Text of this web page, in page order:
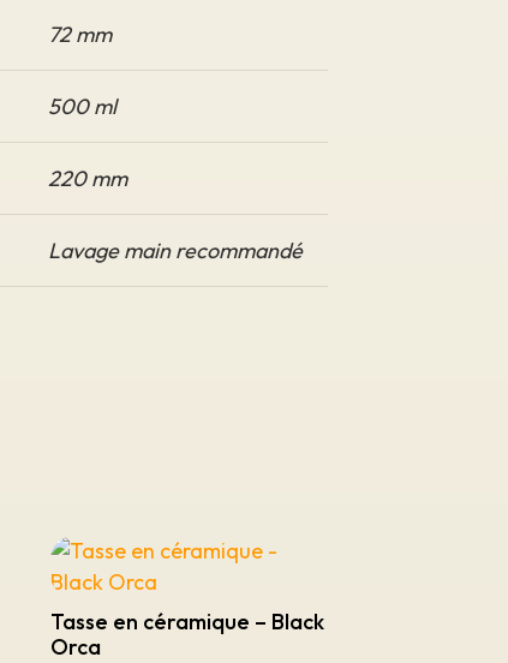
72 mm
500 ml
220 mm
Lavage main recommandé
Tasse en céramique – Black
Orca